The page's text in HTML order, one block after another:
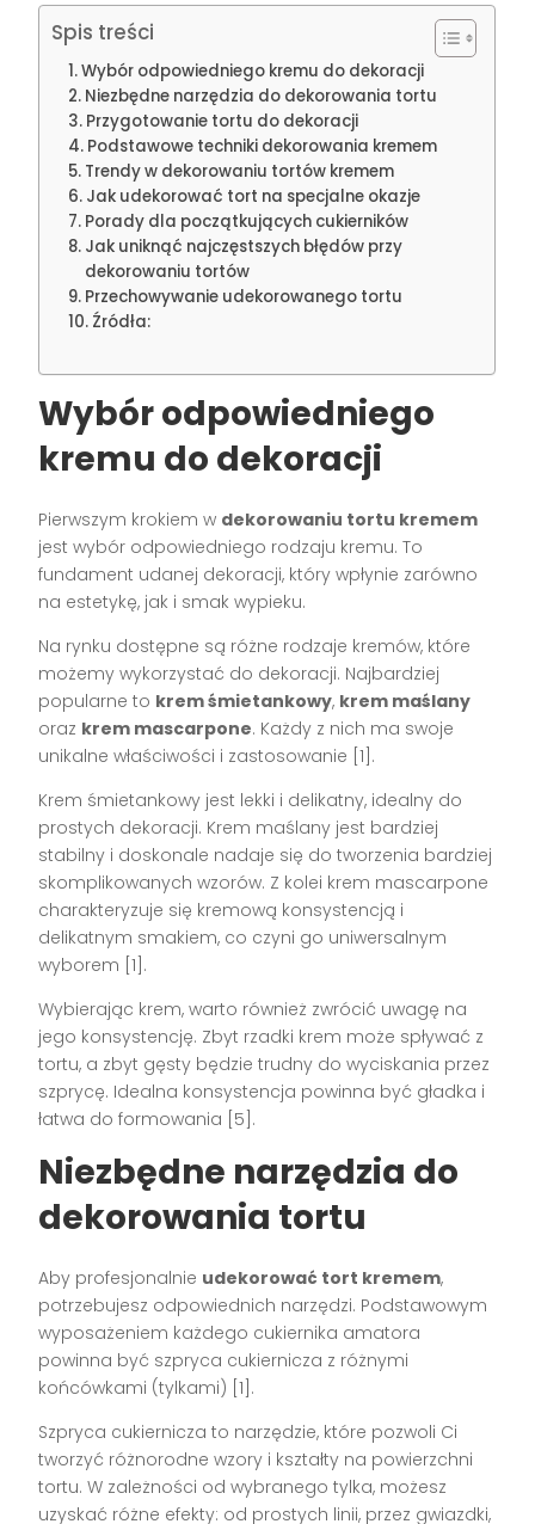
Spis treści
Wybór odpowiedniego kremu do dekoracji
Niezbędne narzędzia do dekorowania tortu
Przygotowanie tortu do dekoracji
Podstawowe techniki dekorowania kremem
Trendy w dekorowaniu tortów kremem
Jak udekorować tort na specjalne okazje
Porady dla początkujących cukierników
Jak uniknąć najczęstszych błędów przy
dekorowaniu tortów
Przechowywanie udekorowanego tortu
Źródła:
Wybór odpowiedniego
kremu do dekoracji
Pierwszym krokiem w dekorowaniu tortu kremem
jest wybór odpowiedniego rodzaju kremu. To
fundament udanej dekoracji, który wpłynie zarówno
na estetykę, jak i smak wypieku.
Na rynku dostępne są różne rodzaje kremów, które
możemy wykorzystać do dekoracji. Najbardziej
popularne to krem śmietankowy, krem maślany
oraz krem mascarpone. Każdy z nich ma swoje
unikalne właściwości i zastosowanie [1].
Krem śmietankowy jest lekki i delikatny, idealny do
prostych dekoracji. Krem maślany jest bardziej
stabilny i doskonale nadaje się do tworzenia bardziej
skomplikowanych wzorów. Z kolei krem mascarpone
charakteryzuje się kremową konsystencją i
delikatnym smakiem, co czyni go uniwersalnym
wyborem [1].
Wybierając krem, warto również zwrócić uwagę na
jego konsystencję. Zbyt rzadki krem może spływać z
tortu, a zbyt gęsty będzie trudny do wyciskania przez
szprycę. Idealna konsystencja powinna być gładka i
łatwa do formowania [5].
Niezbędne narzędzia do
dekorowania tortu
Aby profesjonalnie udekorować tort kremem,
potrzebujesz odpowiednich narzędzi. Podstawowym
wyposażeniem każdego cukiernika amatora
powinna być szpryca cukiernicza z różnymi
końcówkami (tylkami) [1].
Szpryca cukiernicza to narzędzie, które pozwoli Ci
tworzyć różnorodne wzory i kształty na powierzchni
tortu. W zależności od wybranego tylka, możesz
uzyskać różne efekty: od prostych linii, przez gwiazdki,